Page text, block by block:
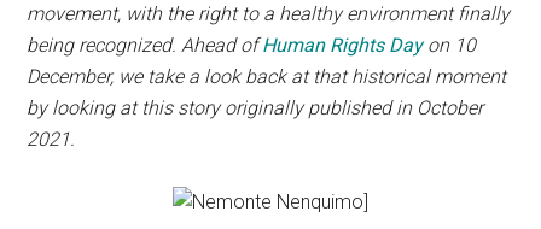
movement, with the right to a healthy environment finally
being recognized. Ahead ofHuman Rights Dayon 10
December, we take a look back at that historical moment
by looking at this story originally published in October
2021.